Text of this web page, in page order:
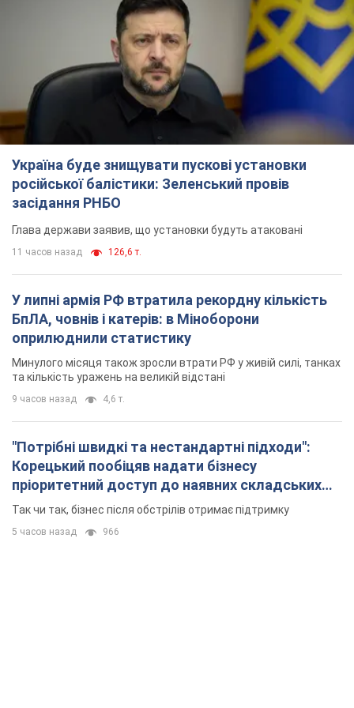
Україна буде знищувати пускові установки
російської балістики: Зеленський провів
засідання РНБО
Глава держави заявив, що установки будуть атаковані
11 часов назад 126,6 т.
У липні армія РФ втратила рекордну кількість
БпЛА, човнів і катерів: в Міноборони
оприлюднили статистику
Минулого місяця також зросли втрати РФ у живій силі, танках
та кількість уражень на великій відстані
9 часов назад 4,6 т.
"Потрібні швидкі та нестандартні підходи":
Корецький пообіцяв надати бізнесу
пріоритетний доступ до наявних складських
приміщень
Так чи так, бізнес після обстрілів отримає підтримку
5 часов назад 966